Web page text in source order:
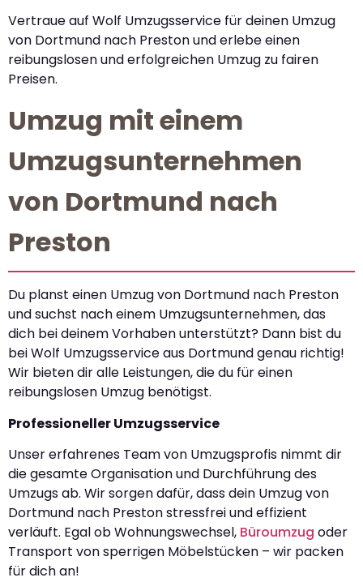
Vertraue auf Wolf Umzugsservice für deinen Umzug
von Dortmund nach Preston und erlebe einen
reibungslosen und erfolgreichen Umzug zu fairen
Preisen.
Umzug mit einem
Umzugsunternehmen
von Dortmund nach
Preston
Du planst einen Umzug von Dortmund nach Preston
und suchst nach einem Umzugsunternehmen, das
dich bei deinem Vorhaben unterstützt? Dann bist du
bei Wolf Umzugsservice aus Dortmund genau richtig!
Wir bieten dir alle Leistungen, die du für einen
reibungslosen Umzug benötigst.
Professioneller Umzugsservice
Unser erfahrenes Team von Umzugsprofis nimmt dir
die gesamte Organisation und Durchführung des
Umzugs ab. Wir sorgen dafür, dass dein Umzug von
Dortmund nach Preston stressfrei und effizient
verläuft. Egal ob Wohnungswechsel, Büroumzug oder
Transport von sperrigen Möbelstücken – wir packen
für dich an!